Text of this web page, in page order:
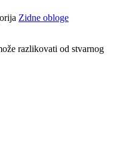
Zidne obloge
razlikovati od stvarnog